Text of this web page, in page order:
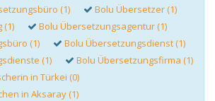
(1)
Bolu Übersetzer (1)
(1)
Bolu Übersetzungsagentur (1)
(1)
Bolu Übersetzungsdienst (1)
(1)
Bolu Übersetzungsfirma (1)
in Türkei (0)
in Aksaray (1)